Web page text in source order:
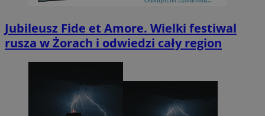
Jubileusz Fide et Amore. Wielki festiwal
rusza w Żorach i odwiedzi cały region